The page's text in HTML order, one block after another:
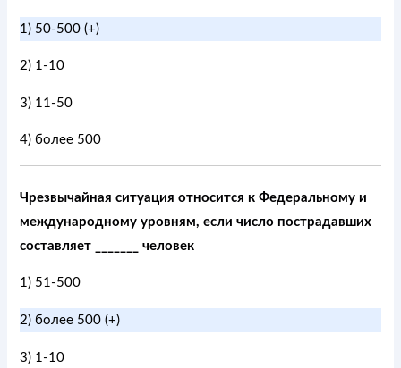
1) 50-500 (+)
2) 1-10
3) 11-50
4) более 500
Чрезвычайная ситуация относится к Федеральному и
международному уровням, если число пострадавших
составляет _______ человек
1) 51-500
2) более 500 (+)
3) 1-10